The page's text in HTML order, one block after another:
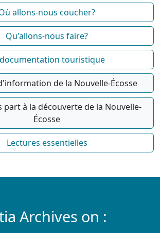
allons-nous coucher?
Qu'allons-nous faire?
touristique
de la Nouvelle-Écosse
part à la découverte de la Nouvelle-
Écosse
Lectures essentielles
Archives on :